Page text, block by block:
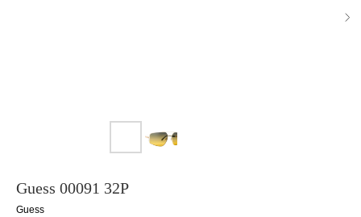
Guess 00091 32P
Guess